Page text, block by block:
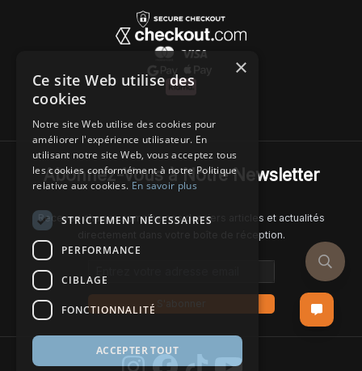
Abonnez-Vous à Notre Newsletter
Recevez chaque semaine nos derniers articles et actualités
directement dans votre boîte de réception.
×
Ce site Web utilise des
cookies
Notre site Web utilise des cookies pour
améliorer l'expérience utilisateur. En
utilisant notre site Web, vous acceptez tous
les cookies conformément à notre Politique
relative aux cookies.En savoir plus
STRICTEMENT NÉCESSAIRES
PERFORMANCE
CIBLAGE
FONCTIONNALITÉ
ACCEPTER TOUT